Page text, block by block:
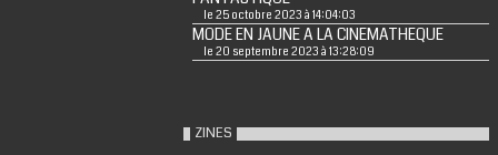
le 25 octobre 2023 à 14:04:03
MODE EN JAUNE A LA CINEMATHEQUE
le 20 septembre 2023 à 13:28:09
ZINES